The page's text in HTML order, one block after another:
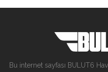
Bu internet sayfası BULUT6